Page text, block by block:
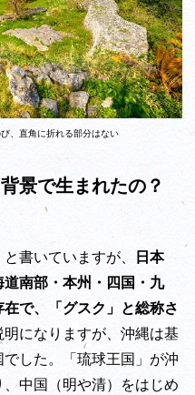
、直角に折れる部分はない
景で生まれたの？
書いていますが、 日本
道南部・本州・四国・九
で、「グスク」と総称さ
になりますが、沖縄は基
した。「琉球王国」が沖
中国（明や清）をはじめ